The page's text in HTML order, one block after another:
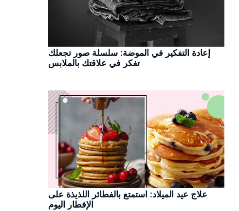
إعادة التفكير في الموضة: سلسلة صور تجعلك
تفكر في علاقتك بالملابس
علاج عيد الميلاد: استمتع بالفطائر اللذيذة على
الإفطار اليوم